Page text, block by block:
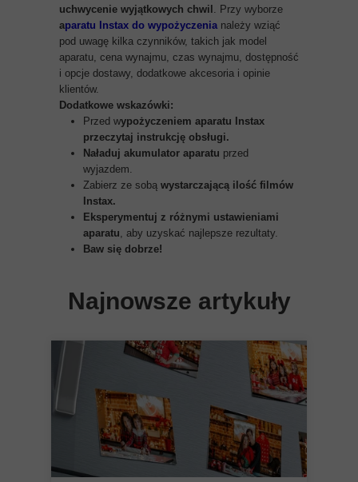
uchwycenie wyjątkowych chwil . Przy wyborze
aparatu Instax do wypożyczenia należy wziąć
pod uwagę kilka czynników, takich jak model
aparatu, cena wynajmu, czas wynajmu, dostępność
i opcje dostawy, dodatkowe akcesoria i opinie
klientów.
Dodatkowe wskazówki:
Przed wypożyczeniem aparatu Instax
przeczytaj instrukcję obsługi.
Naładuj akumulator aparatu przed
wyjazdem.
Zabierz ze sobą wystarczającą ilość filmów
Instax.
Eksperymentuj z różnymi ustawieniami
aparatu, aby uzyskać najlepsze rezultaty.
Baw się dobrze!
Najnowsze artykuły